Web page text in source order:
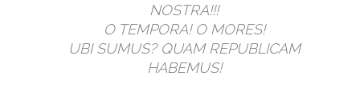
NOSTRA!!!
O TEMPORA! O MORES!
UBI SUMUS? QUAM REPUBLICAM
HABEMUS!